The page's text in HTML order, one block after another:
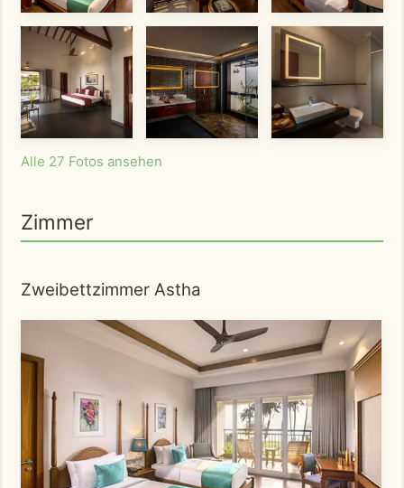
Alle 27 Fotos ansehen
Zimmer
Zweibettzimmer Astha